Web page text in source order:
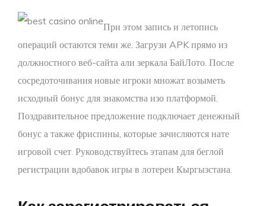
При этом запись и летопись
операций остаются теми же. Загрузи APK прямо из
должностного веб-сайта али зеркала БайЛото. После
сосредоточивания новые игроки множат возыметь
исходный бонус для знакомства изо платформой.
Поздравительное предложение подключает денежный
бонус а также фриспины, которые зачисляются нате
игровой счет. Руководствуйтесь этапам для беглой
регистрации вдобавок игры в лотереи Кыргызстана.